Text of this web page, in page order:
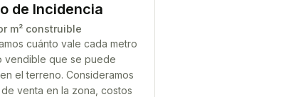
de Incidencia
m² construible
cuánto vale cada metro
vendible que se puede
el terreno. Consideramos
venta en la zona, costos